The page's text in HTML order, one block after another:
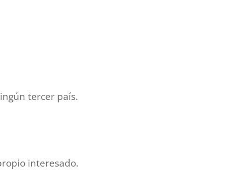
tercer país.
interesado.